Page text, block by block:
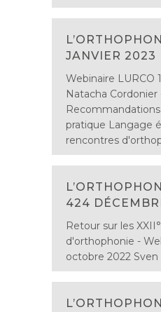
JANVIER 2023
Webinaire LURCO
Natacha Cordonier
pratique Langage
rencontres
424
Retour sur les
d'orthophonie -
octobre 2022